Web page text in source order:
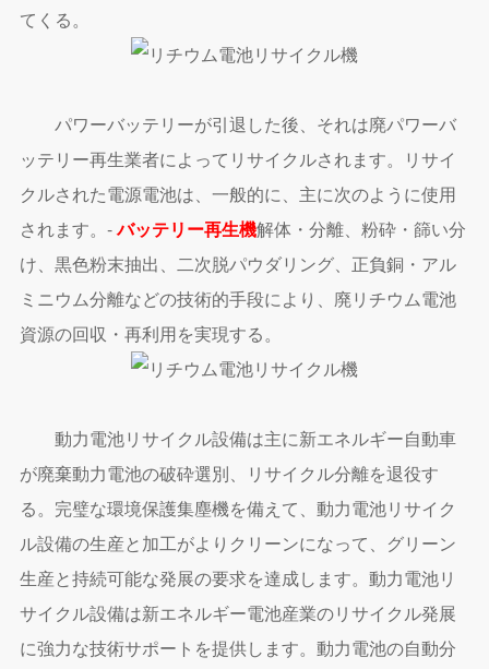
てくる。
パワーバッテリーが引退した後、それは廃パワーバ
ッテリー再生業者によってリサイクルされます。リサイ
クルされた電源電池は、一般的に、主に次のように使用
されます。-バッテリー再生機解体・分離、粉砕・篩い分
け、黒色粉末抽出、二次脱パウダリング、正負銅・アル
ミニウム分離などの技術的手段により、廃リチウム電池
資源の回収・再利用を実現する。
動力電池リサイクル設備は主に新エネルギー自動車
が廃棄動力電池の破砕選別、リサイクル分離を退役す
る。完璧な環境保護集塵機を備えて、動力電池リサイク
ル設備の生産と加工がよりクリーンになって、グリーン
生産と持続可能な発展の要求を達成します。動力電池リ
サイクル設備は新エネルギー電池産業のリサイクル発展
に強力な技術サポートを提供します。動力電池の自動分